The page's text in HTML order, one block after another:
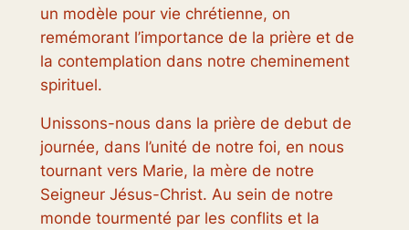
un modèle pour vie chrétienne, on
remémorant l’importance de la prière et de
la contemplation dans notre cheminement
spirituel.
Unissons-nous dans la prière de debut de
journée, dans l’unité de notre foi, en nous
tournant vers Marie, la mère de notre
Seigneur Jésus-Christ. Au sein de notre
monde tourmenté par les conflits et la